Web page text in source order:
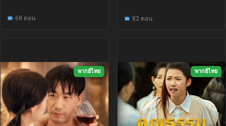
68 ตอน 82 ตอน
พากย์ไทย พากย์ไทย